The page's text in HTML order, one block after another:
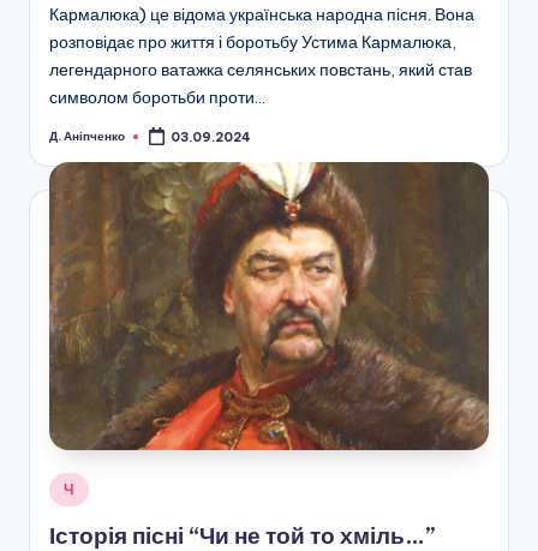
Кармалюка) це відома українська народна пісня. Вона
розповідає про життя і боротьбу Устима Кармалюка,
легендарного ватажка селянських повстань, який став
символом боротьби проти…
Опубліковано
Д. Аніпченко 03.09.2024
Опубліковано
Ч
Історія пісні “Чи не той то хміль…”